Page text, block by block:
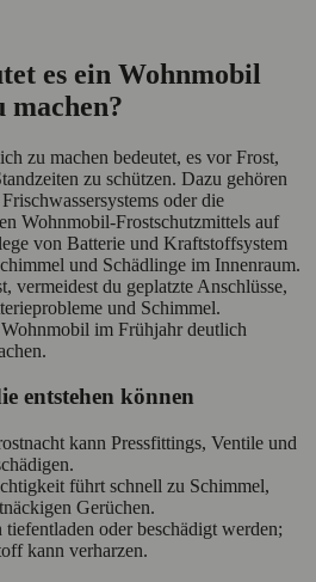
es ein Wohnmobil
zu machen bedeutet, es vor Frost,
zu schützen. Dazu gehören
oder die
Wohnmobil-Frostschutzmittels auf
von Batterie und Kraftstoffsystem
und Schädlinge im Innenraum.
vermeidest du geplatzte Anschlüsse,
und Schimmel.
im Frühjahr deutlich
entstehen können
kann Pressfittings, Ventile und
führt schnell zu Schimmel,
Gerüchen.
oder beschädigt werden;
kann verharzen.